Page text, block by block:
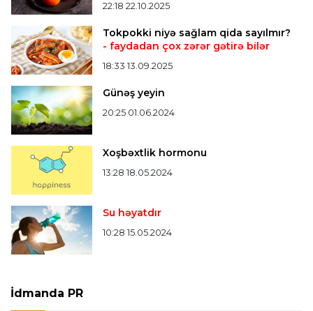
22:18 22.10.2025
Tokpokki niyə sağlam qida sayılmır?
- faydadan çox zərər gətirə bilər
18:33 13.09.2025
Günəş yeyin
20:25 01.06.2024
Xoşbəxtlik hormonu
13:28 18.05.2024
Su həyatdır
10:28 15.05.2024
İdmanda PR